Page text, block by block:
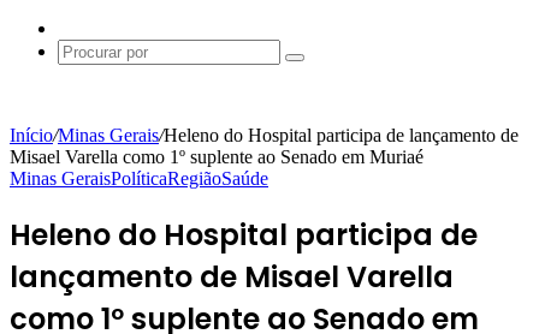
skin
Procurar
Início/Minas Gerais/Heleno do Hospital participa de lançamento de
Misael Varella como 1º suplente ao Senado em Muriaé
Minas GeraisPolíticaRegiãoSaúde
Heleno do Hospital participa de
lançamento de Misael Varella
como 1º suplente ao Senado em